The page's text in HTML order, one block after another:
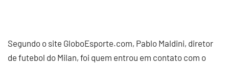
Segundo o site GloboEsporte.com, Pablo Maldini, diretor
de futebol do Milan, foi quem entrou em contato com o